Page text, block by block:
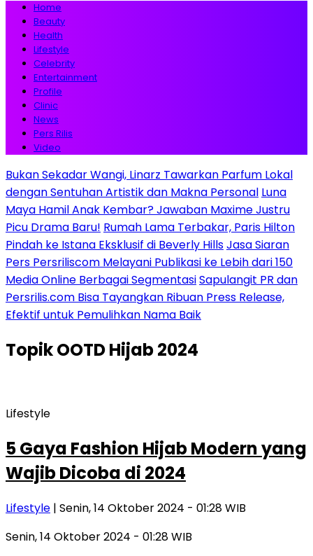
Home
Beauty
Health
Lifestyle
Celebrity
Entertainment
Profile
Clinic
News
Pers Rilis
Video
Bukan Sekadar Wangi, Linarz Tawarkan Parfum Lokal
dengan Sentuhan Artistik dan Makna Personal Luna
Maya Hamil Anak Kembar? Jawaban Maxime Justru
Picu Drama Baru! Rumah Lama Terbakar, Paris Hilton
Pindah ke Istana Eksklusif di Beverly HillsJasa Siaran
Pers Persriliscom Melayani Publikasi ke Lebih dari 150
Media Online Berbagai SegmentasiSapulangit PR dan
Persrilis.com Bisa Tayangkan Ribuan Press Release,
Efektif untuk Pemulihkan Nama Baik
TopikOOTD Hijab 2024
Lifestyle
5 Gaya Fashion Hijab Modern yang
Wajib Dicoba di 2024
Lifestyle | Senin, 14 Oktober 2024 - 01:28 WIB
Senin, 14 Oktober 2024 - 01:28 WIB